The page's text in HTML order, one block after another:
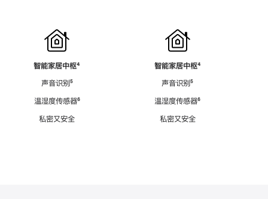
智能家居中枢脚
⁴
声音识别脚
⁵
温湿度传感器脚
⁶
私密又安全
智能家居中枢脚
⁴
声音识别脚
⁵
温湿度传感器脚
⁶
私密又安全